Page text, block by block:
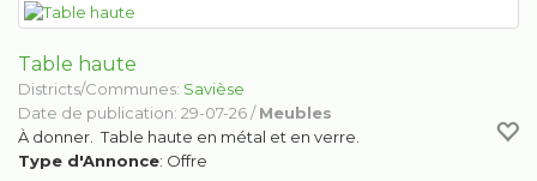
Table haute
Districts/Communes: Savièse
Date de publication: 29-07-26 /Meubles
À donner. Table haute en métal et en verre.
Type d'Annonce: Offre